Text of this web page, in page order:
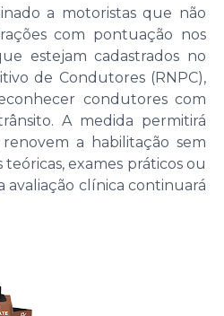
a motoristas que não
com pontuação nos
estejam cadastrados no
de Condutores (RNPC),
condutores com
A medida permitirá
a habilitação sem
exames práticos ou
avaliação clínica continuará